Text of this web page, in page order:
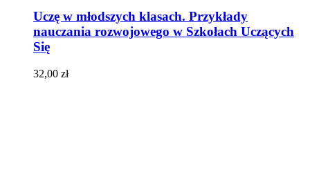
Uczę w młodszych klasach. Przykłady
nauczania rozwojowego w Szkołach Uczących
Się
32,00 zł